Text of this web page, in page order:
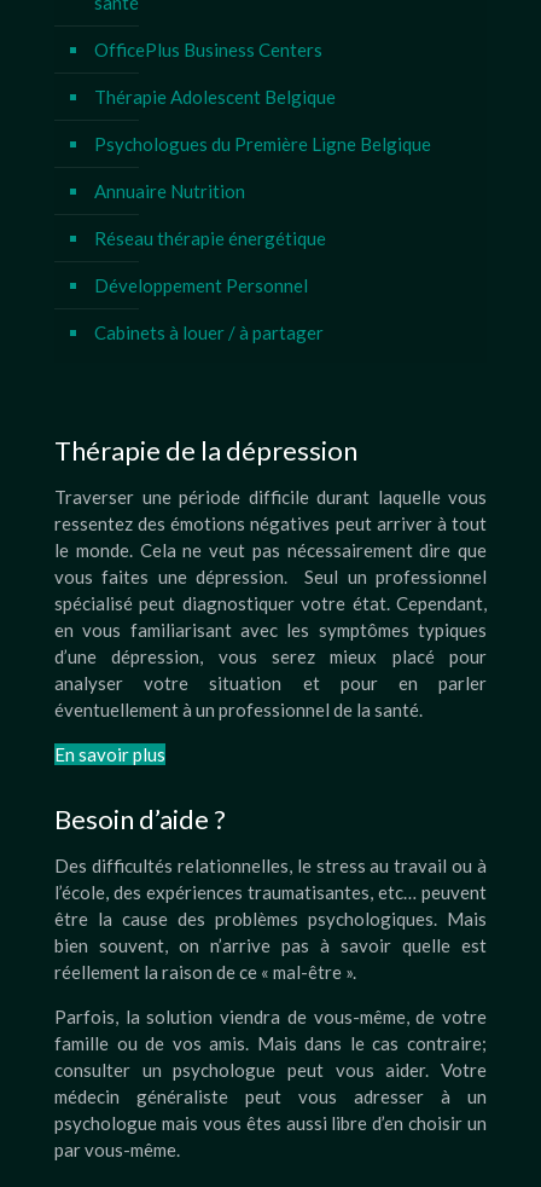
OfficePlus Business Centers
Thérapie Adolescent Belgique
Psychologues du Première Ligne Belgique
Annuaire Nutrition
Réseau thérapie énergétique
Développement Personnel
Cabinets à louer / à partager
Thérapie de la dépression
Traverser une période difficile durant laquelle vous
ressentez des émotions négatives peut arriver à tout
le monde. Cela ne veut pas nécessairement dire que
vous faites une dépression. Seul un professionnel
spécialisé peut diagnostiquer votre état. Cependant,
en vous familiarisant avec les symptômes typiques
d’une dépression, vous serez mieux placé pour
analyser votre situation et pour en parler
éventuellement à un professionnel de la santé.
En savoir plus
Besoin d’aide ?
Des difficultés relationnelles, le stress au travail ou à
l’école, des expériences traumatisantes, etc… peuvent
être la cause des problèmes psychologiques. Mais
bien souvent, on n’arrive pas à savoir quelle est
réellement la raison de ce « mal-être ».
Parfois, la solution viendra de vous-même, de votre
famille ou de vos amis. Mais dans le cas contraire;
consulter un psychologue peut vous aider. Votre
médecin généraliste peut vous adresser à un
psychologue mais vous êtes aussi libre d’en choisir un
par vous-même.